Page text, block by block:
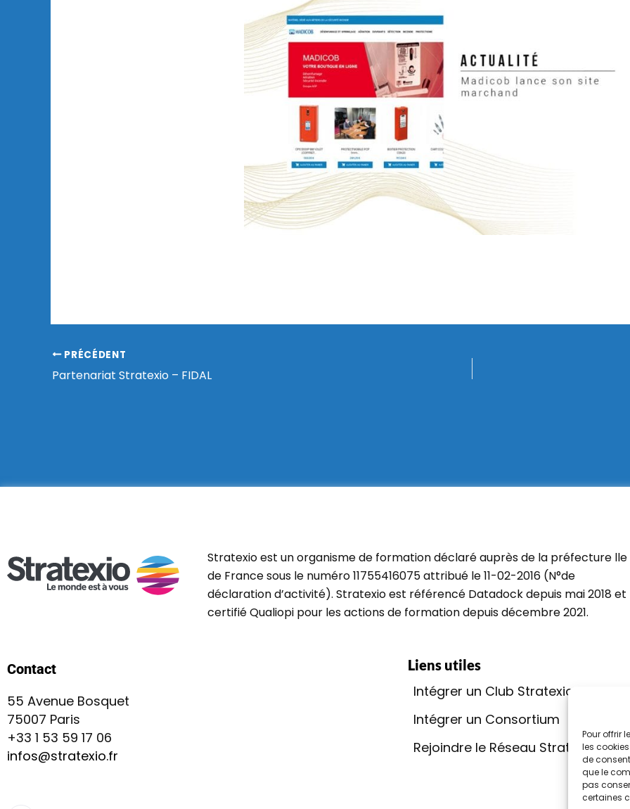
Pour offrir
les
de
que le
pas
certaines
PRÉCÉDENT
Partenariat Stratexio – FIDAL
Stratexio est un organisme de formation déclaré auprès de la préfecture lle
de France sous le numéro 11755416075 attribué le 11-02-2016 (N°de
déclaration d’activité). Stratexio est référencé Datadock depuis mai 2018 et
certifié Qualiopi pour les actions de formation depuis décembre 2021.
Contact
55 Avenue Bosquet
75007 Paris
+33 1 53 59 17 06
infos@stratexio.fr
Liens utiles
Intégrer un Club Stratexio
Intégrer un Consortium
Rejoindre le Réseau Stratexio